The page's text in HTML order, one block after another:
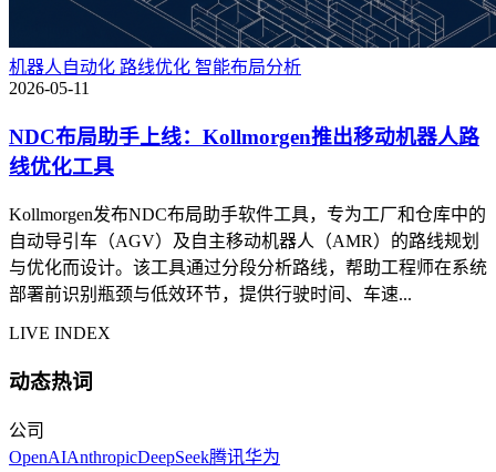
机器人自动化 路线优化 智能布局分析
2026-05-11
NDC布局助手上线：Kollmorgen推出移动机器人路
线优化工具
Kollmorgen发布NDC布局助手软件工具，专为工厂和仓库中的
自动导引车（AGV）及自主移动机器人（AMR）的路线规划
与优化而设计。该工具通过分段分析路线，帮助工程师在系统
部署前识别瓶颈与低效环节，提供行驶时间、车速...
LIVE INDEX
动态热词
公司
OpenAIAnthropicDeepSeek腾讯华为